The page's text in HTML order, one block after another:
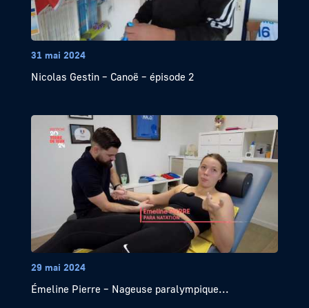
31 mai 2024
Nicolas Gestin – Canoë – épisode 2
29 mai 2024
Émeline Pierre – Nageuse paralympique...